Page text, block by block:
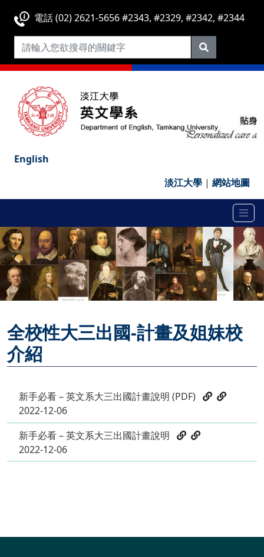
電話 (02) 2621-5656 #2343, #2329, #2342, #2344
English
淡江大學 | 網站地圖
全校性大三出國-計畫及姐妹校
介紹
新手必看 – 英文系大三出國計畫說明 (PDF)
2022-12-06
新手必看 – 英文系大三出國計畫說明
2022-12-06